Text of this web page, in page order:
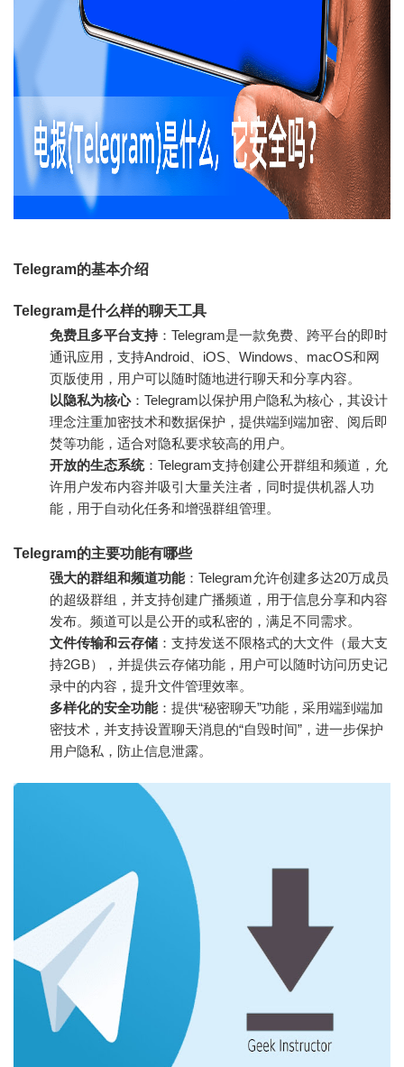
Telegram的基本介绍
Telegram是什么样的聊天工具
免费且多平台支持：Telegram是一款免费、跨平台的即时
通讯应用，支持Android、iOS、Windows、macOS和网
页版使用，用户可以随时随地进行聊天和分享内容。
以隐私为核心：Telegram以保护用户隐私为核心，其设计
理念注重加密技术和数据保护，提供端到端加密、阅后即
焚等功能，适合对隐私要求较高的用户。
开放的生态系统：Telegram支持创建公开群组和频道，允
许用户发布内容并吸引大量关注者，同时提供机器人功
能，用于自动化任务和增强群组管理。
Telegram的主要功能有哪些
强大的群组和频道功能：Telegram允许创建多达20万成员
的超级群组，并支持创建广播频道，用于信息分享和内容
发布。频道可以是公开的或私密的，满足不同需求。
文件传输和云存储 ：支持发送不限格式的大文件（最大支
持2GB），并提供云存储功能，用户可以随时访问历史记
录中的内容，提升文件管理效率。
多样化的安全功能：提供“秘密聊天”功能，采用端到端加
密技术，并支持设置聊天消息的“自毁时间”，进一步保护
用户隐私，防止信息泄露。